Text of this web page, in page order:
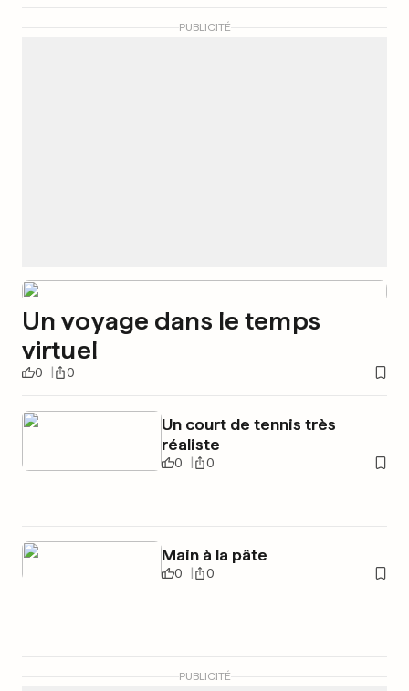
PUBLICITÉ
Un voyage dans le temps
virtuel
0 0
Un court de tennis très
réaliste
0 0
Main à la pâte
0 0
PUBLICITÉ